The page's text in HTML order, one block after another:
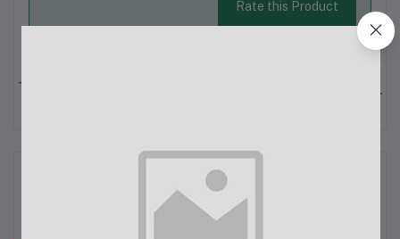
Rate this Product
Todavía no ha habido reseñas para este producto.